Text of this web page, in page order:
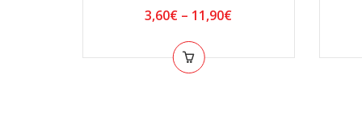
4.00
sur
3,60€ – 11,90€